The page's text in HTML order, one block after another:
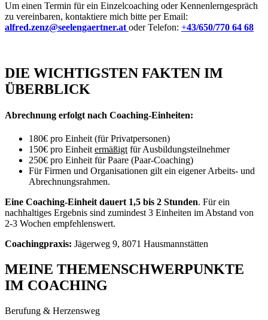
Um einen Termin für ein Einzelcoaching oder Kennenlerngespräch
zu vereinbaren, kontaktiere mich bitte per Email:
alfred.zenz@seelengaertner.at oder Telefon: +43/650/770 64 68
DIE WICHTIGSTEN FAKTEN IM
ÜBERBLICK
Abrechnung erfolgt nach Coaching-Einheiten:
180€ pro Einheit (für Privatpersonen)
150€ pro Einheit ermäßigt für Ausbildungsteilnehmer
250€ pro Einheit für Paare (Paar-Coaching)
Für Firmen und Organisationen gilt ein eigener Arbeits- und
Abrechnungsrahmen.
Eine Coaching-Einheit dauert 1,5 bis 2 Stunden. Für ein
nachhaltiges Ergebnis sind zumindest 3 Einheiten im Abstand von
2-3 Wochen empfehlenswert.
Coachingpraxis: Jägerweg 9, 8071 Hausmannstätten
MEINE THEMENSCHWERPUNKTE
IM COACHING
Berufung & Herzensweg